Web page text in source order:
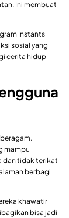
Ini membuat
Instants
sosial yang
cerita hidup
mampu
dan tidak terikat
berbagi
khawatir
bisa jadi